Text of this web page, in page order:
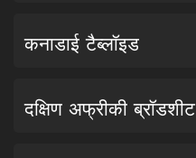
कनाडाई टैब्लॉइड
दक्षिण अफ्रीकी ब्रॉडशीट